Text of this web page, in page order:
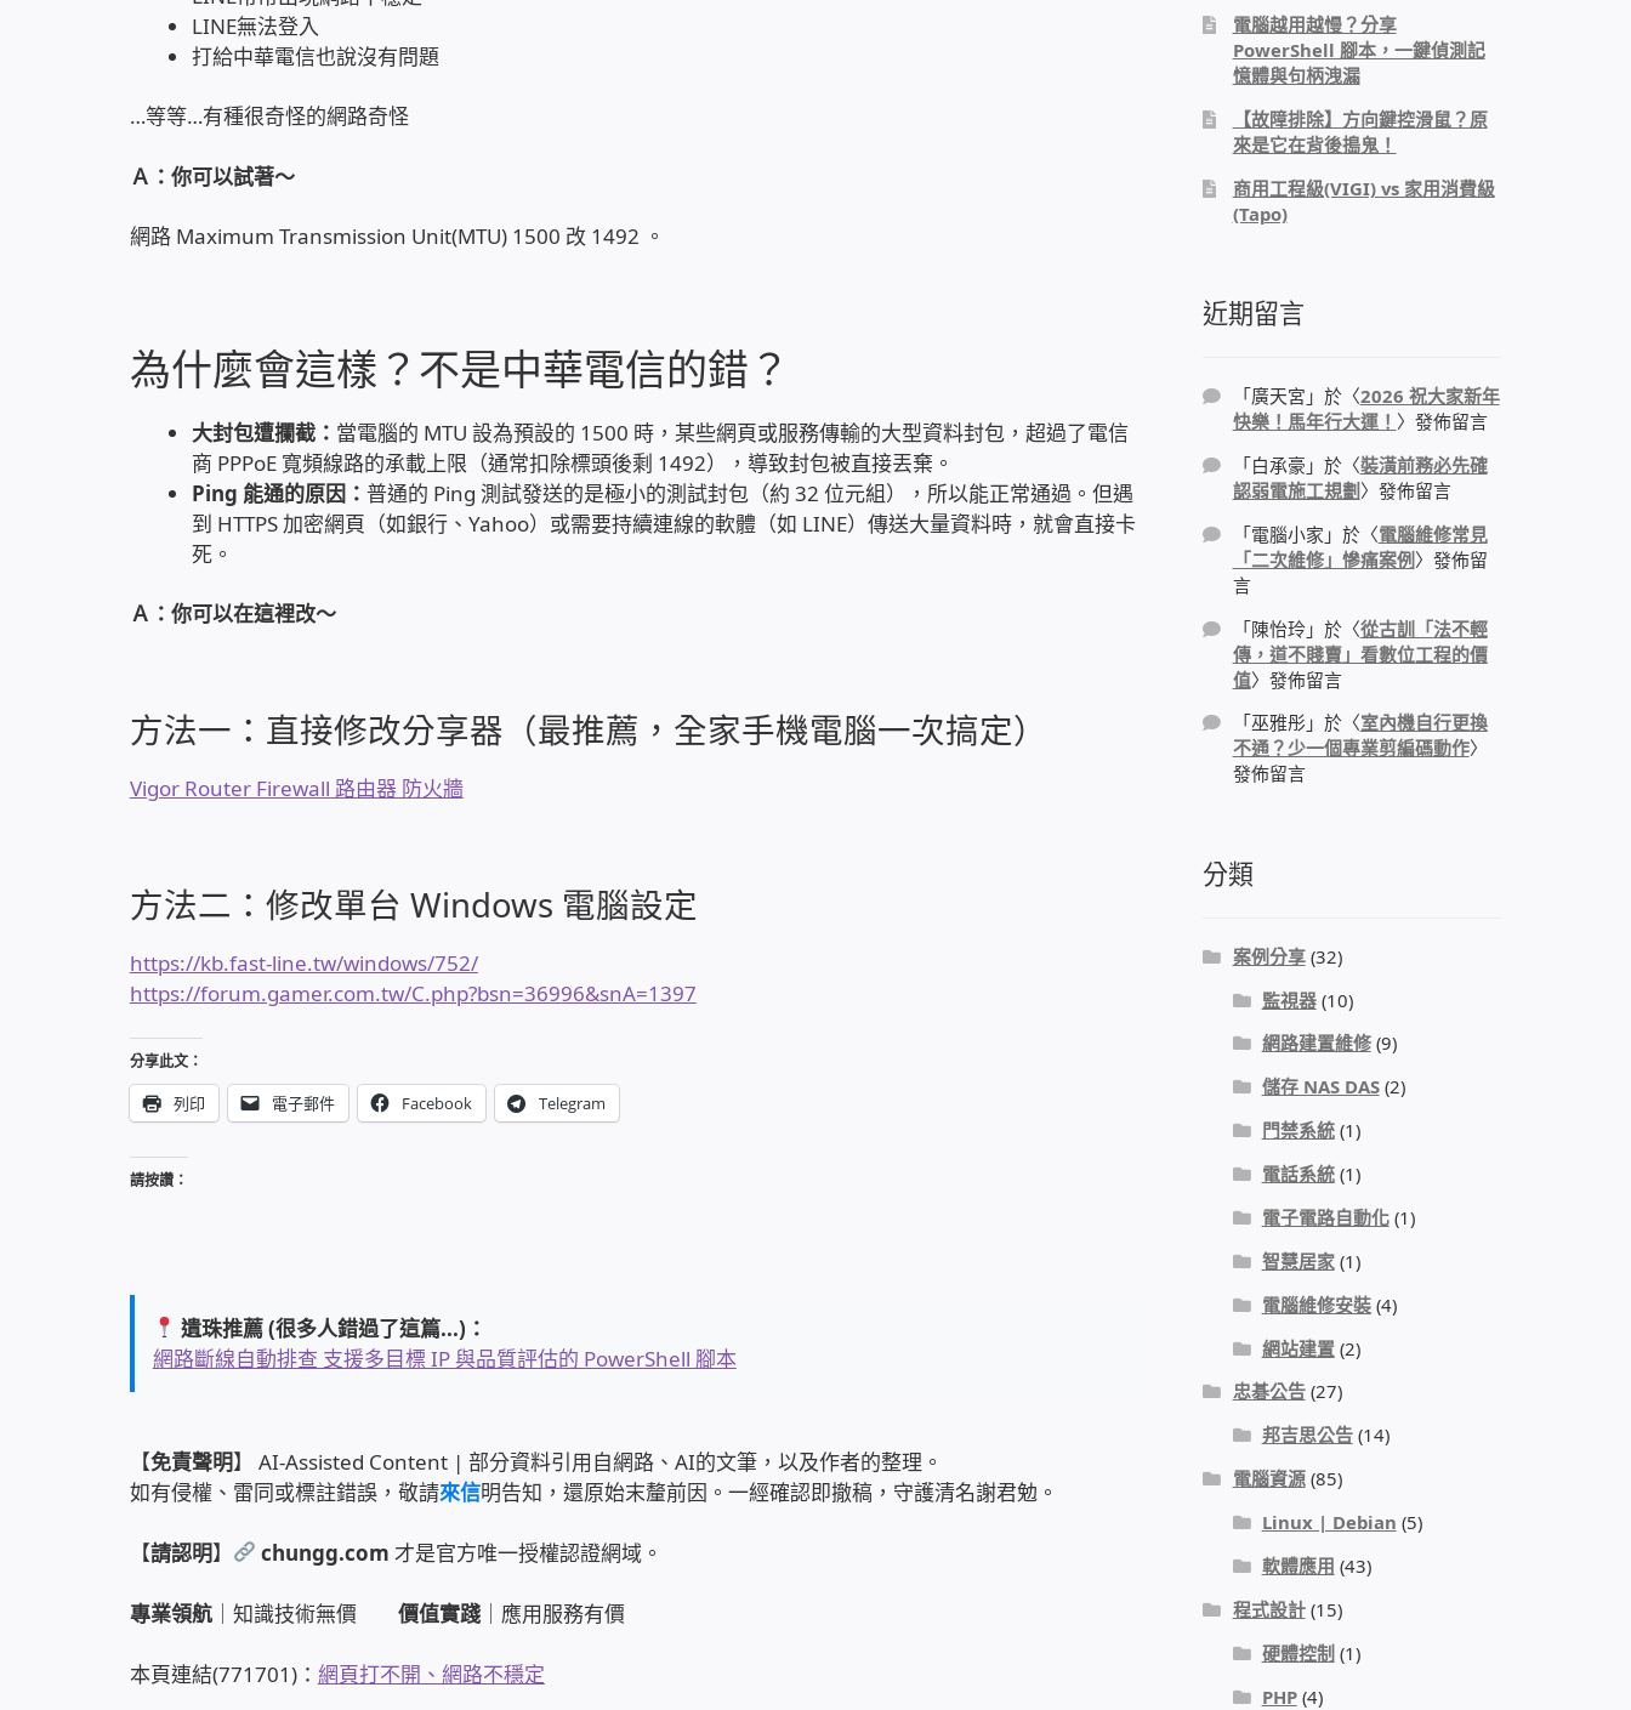
LINE無法登入
打給中華電信也說沒有問題
…等等…有種很奇怪的網路奇怪
Ａ：你可以試著～
網路 Maximum Transmission Unit(MTU) 1500 改 1492 。
為什麼會這樣？不是中華電信的錯？
大封包遭攔截： 當電腦的 MTU 設為預設的 1500 時，某些網頁或服務傳輸的大型資料封包，超過了電信
商 PPPoE 寬頻線路的承載上限（通常扣除標頭後剩 1492），導致封包被直接丟棄。
Ping 能通的原因： 普通的 Ping 測試發送的是極小的測試封包（約 32 位元組），所以能正常通過。但遇
到 HTTPS 加密網頁（如銀行、Yahoo）或需要持續連線的軟體（如 LINE）傳送大量資料時，就會直接卡
死。
Ａ：你可以在這裡改～
方法一：直接修改分享器（最推薦，全家手機電腦一次搞定）
Vigor Router Firewall 路由器 防火牆
方法二：修改單台 Windows 電腦設定
https://kb.fast-line.tw/windows/752/
https://forum.gamer.com.tw/C.php?bsn=36996&snA=1397
分享此文：
列印 電子郵件 Facebook Telegram
請按讚：
遺珠推薦 (很多人錯過了這篇...)：
網路斷線自動排查 支援多目標 IP 與品質評估的 PowerShell 腳本
【免責聲明】 AI-Assisted Content | 部分資料引用自網路、AI的文筆，以及作者的整理。
如有侵權、雷同或標註錯誤，敬請來信明告知，還原始末釐前因。一經確認即撤稿，守護清名謝君勉。
【請認明】 chungg.com 才是官方唯一授權認證網域。
專業領航｜知識技術無價 價值實踐｜應用服務有價
本頁連結(771701)： 網頁打不開、網路不穩定
電腦越用越慢？分享
PowerShell 腳本，一鍵偵測記
憶體與句柄洩漏
【故障排除】方向鍵控滑鼠？原
來是它在背後搗鬼！
商用工程級(VIGI) vs 家用消費級
(Tapo)
近期留言
「廣天宮 」於〈2026 祝大家新年
快樂！馬年行大運！ 〉發佈留言
「白承豪 」於〈裝潢前務必先確
認弱電施工規劃〉發佈留言
「電腦小家 」於〈電腦維修常見
「二次維修」慘痛案例〉發佈留
言
「陳怡玲」於〈從古訓「法不輕
傳，道不賤賣」看數位工程的價
值〉發佈留言
「巫雅彤 」於〈室內機自行更換
不通？少一個專業剪編碼動作〉
發佈留言
分類
案例分享(32)
監視器(10)
網路建置維修(9)
儲存 NAS DAS(2)
門禁系統(1)
電話系統(1)
電子電路自動化(1)
智慧居家(1)
電腦維修安裝(4)
網站建置(2)
忠碁公告(27)
邦吉思公告(14)
電腦資源(85)
Linux | Debian (5)
軟體應用 (43)
程式設計(15)
硬體控制(1)
PHP(4)